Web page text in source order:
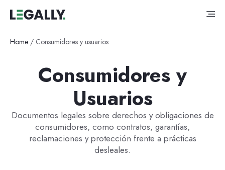
Home / Consumidores y usuarios
Consumidores y
Usuarios
Documentos legales sobre derechos y obligaciones de
consumidores, como contratos, garantías,
reclamaciones y protección frente a prácticas
desleales.